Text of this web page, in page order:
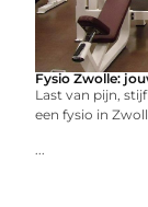
Fysio Zwolle:
Last van pijn,
een fysio in
...